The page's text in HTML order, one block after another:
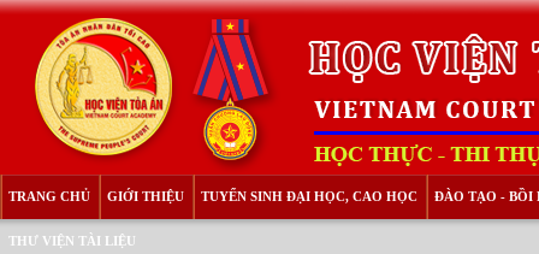
TRANG CHỦ GIỚI THIỆU TUYỂN SINH ĐẠI HỌC, CAO HỌC ĐÀO TẠO - BỒI
THƯ VIỆN TÀI LIỆU